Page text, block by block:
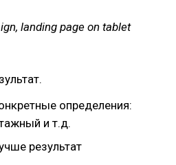
landing page on tablet
определения:
и т.д.
результат